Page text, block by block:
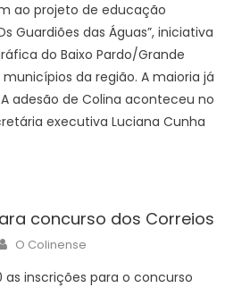
ao projeto de educação
Guardiões das Águas”, iniciativa
do Baixo Pardo/Grande
municípios da região. A maioria já
adesão de Colina aconteceu no
executiva Luciana Cunha
concurso dos Correios
Author
O Colinense
as inscrições para o concurso